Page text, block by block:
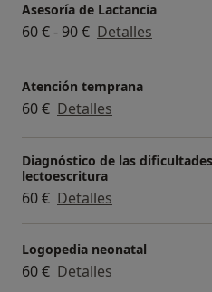
Asesoría de Lactancia
60 € - 90 € Detalles
Atención temprana
60 € Detalles
Diagnóstico de las
lectoescritura
60 € Detalles
Logopedia neonatal
60 € Detalles